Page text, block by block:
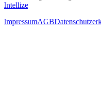
Intellize
ImpressumAGB